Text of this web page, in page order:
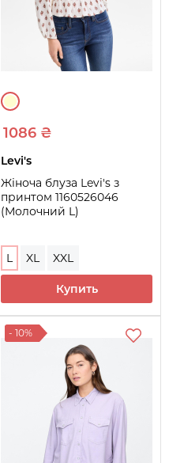
1086 ₴
Levi's
Жіноча блуза Levi's з
принтом 1160526046
(Молочний L)
L XL XXL
Купить
- 10%